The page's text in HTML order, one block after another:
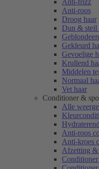
Anti-frizz
Anti-roos
Droog haar
Dun & steil
Gekleurd
Gevoelige
Krullend
Middelen
Normaal
Vet haar
Conditioner &
Alle
Anti-roos
Anti-kroes
Afzetting &
Conditioner